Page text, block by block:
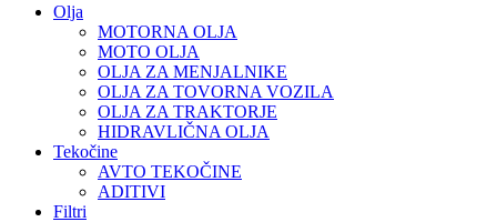
Olja
MOTORNA OLJA
MOTO OLJA
OLJA ZA MENJALNIKE
OLJA ZA TOVORNA VOZILA
OLJA ZA TRAKTORJE
HIDRAVLIČNA OLJA
Tekočine
AVTO TEKOČINE
ADITIVI
Filtri